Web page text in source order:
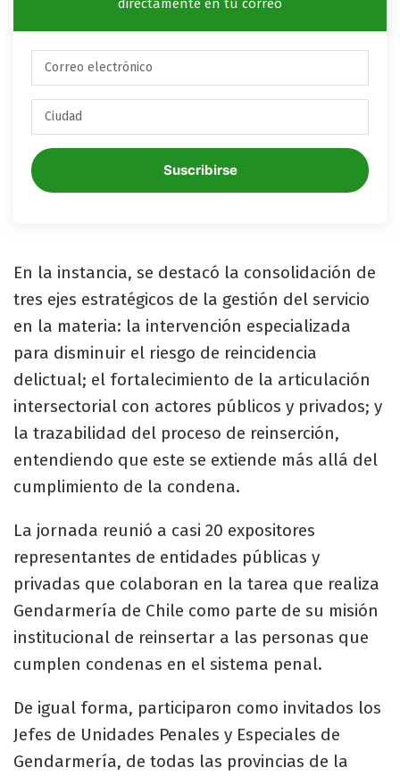
directamente en tu correo
Suscribirse
En la instancia, se destacó la consolidación de
tres ejes estratégicos de la gestión del servicio
en la materia: la intervención especializada
para disminuir el riesgo de reincidencia
delictual; el fortalecimiento de la articulación
intersectorial con actores públicos y privados; y
la trazabilidad del proceso de reinserción,
entendiendo que este se extiende más allá del
cumplimiento de la condena.
La jornada reunió a casi 20 expositores
representantes de entidades públicas y
privadas que colaboran en la tarea que realiza
Gendarmería de Chile como parte de su misión
institucional de reinsertar a las personas que
cumplen condenas en el sistema penal.
De igual forma, participaron como invitados los
Jefes de Unidades Penales y Especiales de
Gendarmería, de todas las provincias de la